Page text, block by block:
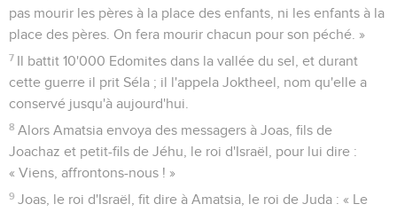
pas mourir les pères à la place des enfants, ni les enfants à la
place des pères. On fera mourir chacun pour son péché. »
7 Il battit 10'000 Edomites dans la vallée du sel, et durant
cette guerre il prit Séla ; il l'appela Joktheel, nom qu'elle a
conservé jusqu'à aujourd'hui.
8 Alors Amatsia envoya des messagers à Joas, fils de
Joachaz et petit-fils de Jéhu, le roi d'Israël, pour lui dire :
« Viens, affrontons-nous ! »
9 Joas, le roi d'Israël, fit dire à Amatsia, le roi de Juda : « Le